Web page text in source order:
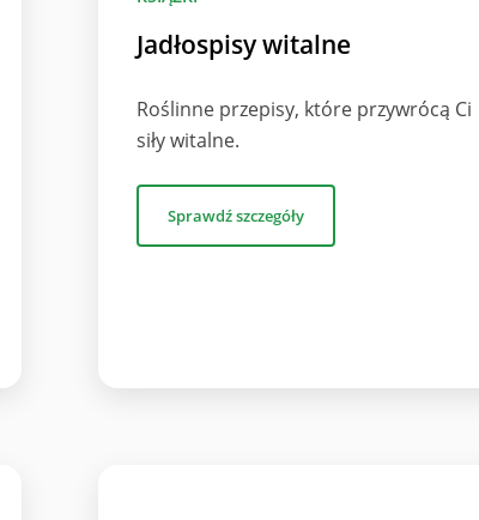
Jadłospisy witalne
Roślinne przepisy, które przywrócą Ci
siły witalne.
Sprawdź szczegóły